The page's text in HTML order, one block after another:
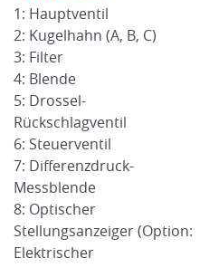
1: Hauptventil
2: Kugelhahn (A, B, C)
3: Filter
4: Blende
5: Drossel-
Rückschlagventil
6: Steuerventil
7: Differenzdruck-
Messblende
8: Optischer
Stellungsanzeiger (Option:
Elektrischer